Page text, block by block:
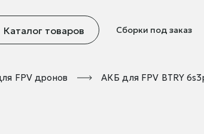
Каталог товаров Сборки под заказ
FPV дронов АКБ для FPV BTRY